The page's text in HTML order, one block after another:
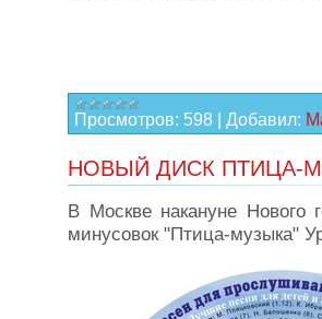
Просмотров: 598 Добавил:
НОВЫЙ ДИСК ПТИЦА-
В Москве накануне
минусовок "Птица-музыка"